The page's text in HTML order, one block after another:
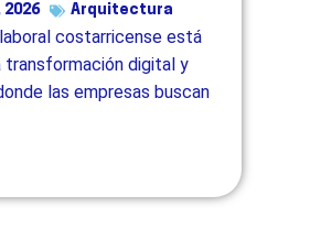
Arquitectura
costarricense está
transformación digital y
las empresas buscan